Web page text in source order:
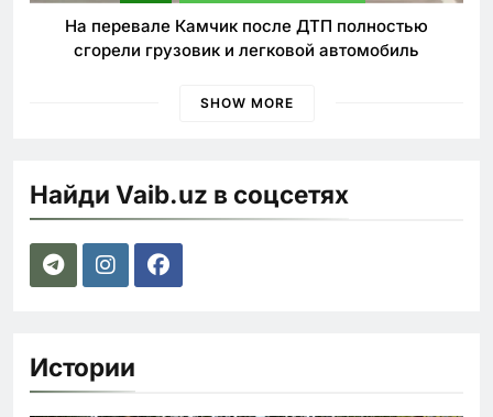
На перевале Камчик после ДТП полностью
сгорели грузовик и легковой автомобиль
SHOW MORE
Найди Vaib.uz в соцсетях
Истории